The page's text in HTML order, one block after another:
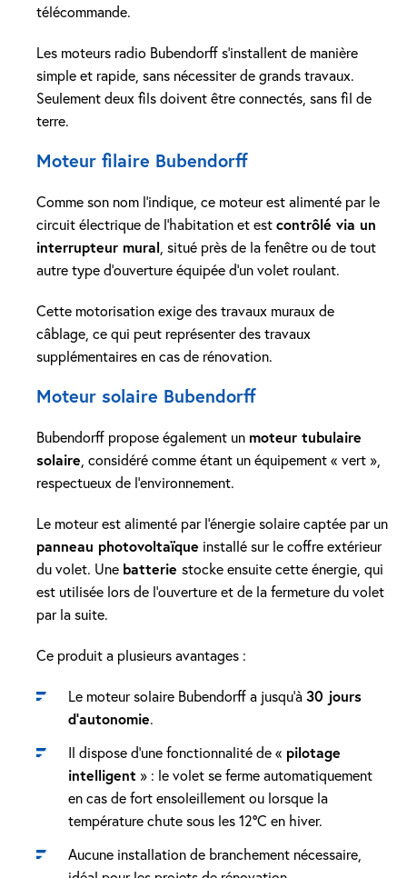
télécommande.
Les moteurs radio Bubendorff s’installent de manière
simple et rapide, sans nécessiter de grands travaux.
Seulement deux fils doivent être connectés, sans fil de
terre.
Moteur filaire Bubendorff
Comme son nom l’indique, ce moteur est alimenté par le
circuit électrique de l’habitation et estcontrôlé via un
interrupteur mural , situé près de la fenêtre ou de tout
autre type d’ouverture équipée d’un volet roulant.
Cette motorisation exige des travaux muraux de
câblage, ce qui peut représenter des travaux
supplémentaires en cas de rénovation.
Moteur solaire Bubendorff
Bubendorff propose également un moteur tubulaire
solaire , considéré comme étant un équipement « vert »,
respectueux de l’environnement.
Le moteur est alimenté par l’énergie solaire captée par un
panneau photovoltaïque installé sur le coffre extérieur
du volet. Une batterie stocke ensuite cette énergie, qui
est utilisée lors de l’ouverture et de la fermeture du volet
par la suite.
Ce produit a plusieurs avantages :
Le moteur solaire Bubendorff a jusqu’à30 jours
d’autonomie.
Il dispose d’une fonctionnalité de « pilotage
intelligent » : le volet se ferme automatiquement
en cas de fort ensoleillement ou lorsque la
température chute sous les 12°C en hiver.
Aucune installation de branchement nécessaire,